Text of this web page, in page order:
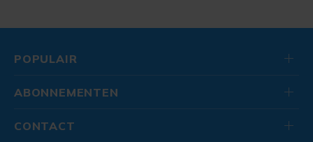
POPULAIR
ABONNEMENTEN
CONTACT